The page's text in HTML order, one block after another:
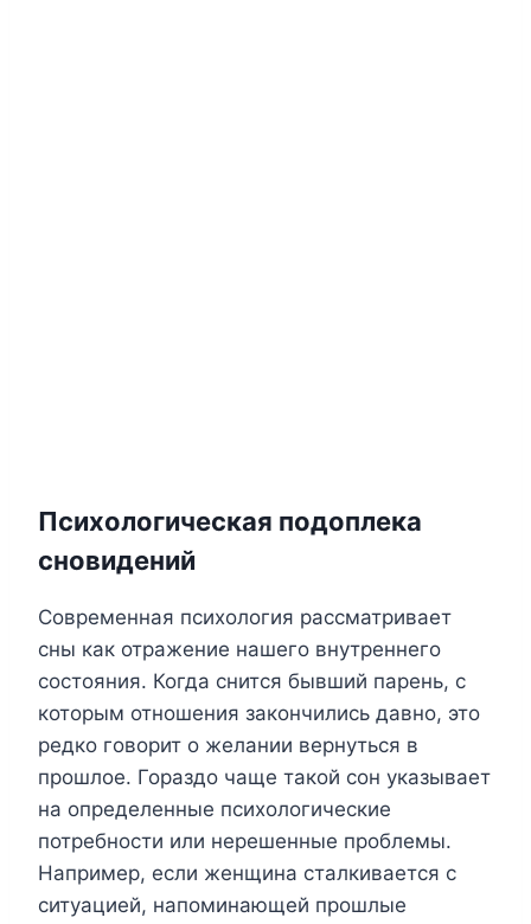
Психологическая подоплека
сновидений
Современная психология рассматривает
сны как отражение нашего внутреннего
состояния. Когда снится бывший парень, с
которым отношения закончились давно, это
редко говорит о желании вернуться в
прошлое. Гораздо чаще такой сон указывает
на определенные психологические
потребности или нерешенные проблемы.
Например, если женщина сталкивается с
ситуацией, напоминающей прошлые